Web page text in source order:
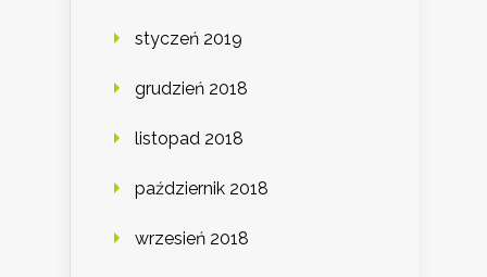
styczeń 2019
grudzień 2018
listopad 2018
październik 2018
wrzesień 2018